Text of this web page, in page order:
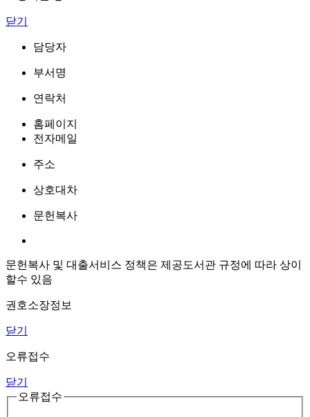
닫기
담당자
부서명
연락처
홈페이지
전자메일
주소
상호대차
문헌복사
문헌복사 및 대출서비스 정책은 제공도서관 규정에 따라 상이
할수 있음
권호소장정보
닫기
오류접수
닫기
오류접수